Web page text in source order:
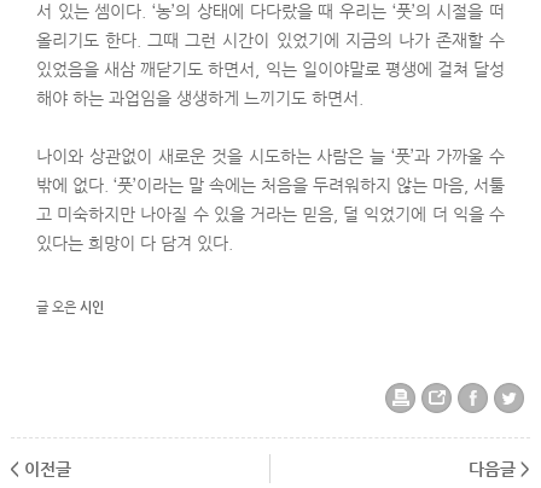
서 있는 셈이다. ‘농’의 상태에 다다랐을 때 우리는 ‘풋’의 시절을 떠
올리기도 한다. 그때 그런 시간이 있었기에 지금의 나가 존재할 수
있었음을 새삼 깨닫기도 하면서, 익는 일이야말로 평생에 걸쳐 달성
해야 하는 과업임을 생생하게 느끼기도 하면서.
나이와 상관없이 새로운 것을 시도하는 사람은 늘 ‘풋’과 가까울 수
밖에 없다. ‘풋’이라는 말 속에는 처음을 두려워하지 않는 마음, 서툴
고 미숙하지만 나아질 수 있을 거라는 믿음, 덜 익었기에 더 익을 수
있다는 희망이 다 담겨 있다.
글 오은 시인
< 이전글 다음글 >